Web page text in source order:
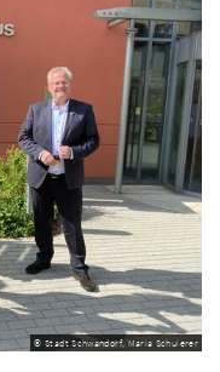
© Stadt Schwandorf, Maria Schuierer